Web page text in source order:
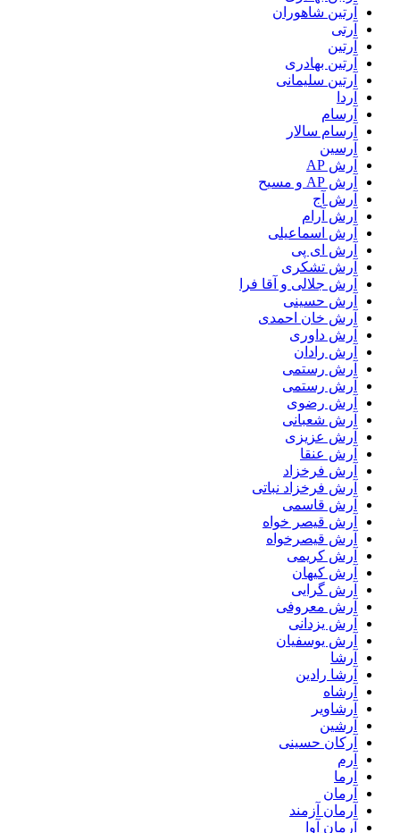
آرتين شاهوران
آرتی
آرتین
آرتین بهادری
آرتین سلیمانی
آردا
آرسام
آرسام سالار
آرسین
آرش AP
آرش AP و مسیح
آرش آج
آرش آرام
آرش اسماعیلی
آرش ای پی
آرش تشکری
آرش جلالی و آقا فرا
آرش حسینی
آرش خان احمدی
آرش داوری
آرش رادان
آرش رستمى
آرش رستمی
آرش رضوی
آرش شعبانی
آرش عزیزی
آرش عنقا
آرش فرخزاد
آرش فرخزاد نباتی
آرش قاسمی
آرش قیصر خواه
آرش قیصرخواه
آرش کریمی
آرش کیهان
آرش گرایی
آرش معروفی
آرش یزدانی
آرش یوسفیان
آرشا
آرشا رادین
آرشاه
آرشاویر
آرشین
آرکان حسینی
آرم
آرما
آرمان
آرمان آزمند
آرمان آوا